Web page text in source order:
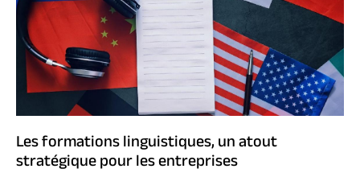
Les formations linguistiques, un atout
stratégique pour les entreprises